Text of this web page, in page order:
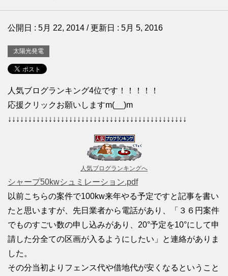
公開日 : 5月 22, 2014 / 更新日 : 5月 5, 2016
太陽光発電
人気ブログランキング4位です！！！！！
応援クリックお願いしますm(__)m
↓↓↓↓↓↓↓↓↓↓↓↓↓↓↓↓↓↓↓↓↓↓↓↓↓↓↓↓↓↓↓↓↓↓↓↓↓↓↓↓↓↓↓↓
人気ブログランキングへ
シャープ50kwシュミレーション.pdf
以前こちらの案件で100kw来年やる予定ですと記事を書い
たと思いますが、先日業者から電話があり、「３６円案件
でものすごい数の申し込みがあり、20°予定を10°にして申
請した分全ての区画が入るようにしたい」と連絡がありま
した。
その分当初よりフェンス代や借地代が安くなるということ